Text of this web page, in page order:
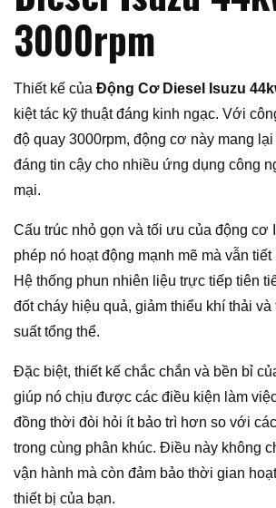
3000rpm
Thiết kế của Động Cơ Diesel Isuzu
kiệt tác kỹ thuật đáng kinh ngạc. Với
độ quay 3000rpm, động cơ này mang
đáng tin cậy cho nhiều ứng dụng công
mại.
Cấu trúc nhỏ gọn và tối ưu của động cơ
phép nó hoạt động mạnh mẽ mà vẫn
Hệ thống phun nhiên liệu trực tiếp tiên
đốt cháy hiệu quả, giảm thiểu khí thải
suất tổng thể.
Đặc biệt, thiết kế chắc chắn và bền bỉ
giúp nó chịu được các điều kiện làm
đồng thời đòi hỏi ít bảo trì hơn so với
trong cùng phân khúc. Điều này không
vận hành mà còn đảm bảo thời gian
thiết bị của bạn.